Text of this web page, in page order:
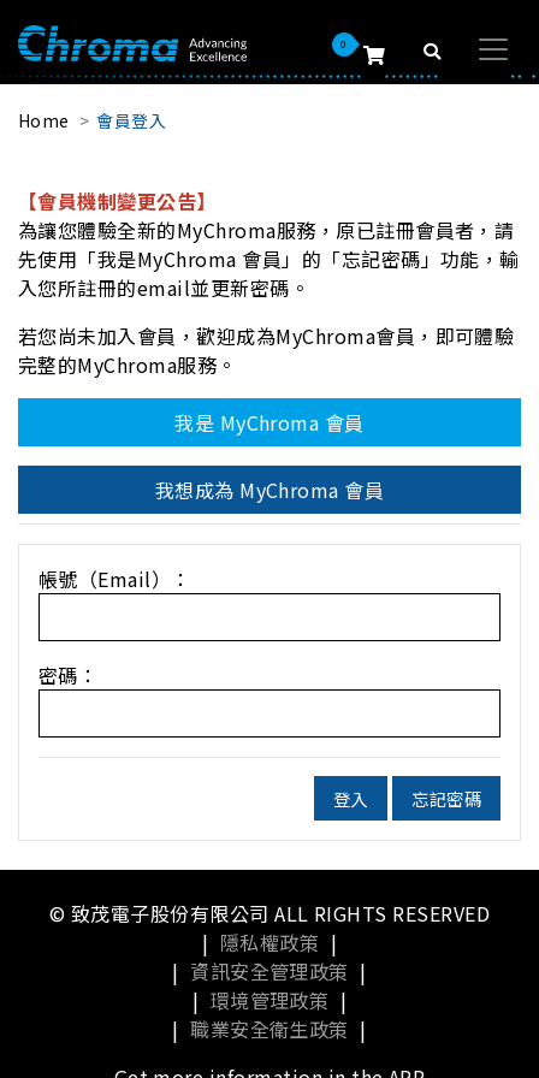
0
Home 會員登入
【會員機制變更公告】
為讓您體驗全新的MyChroma服務，原已註冊會員者，請
先使用「我是MyChroma 會員」的「忘記密碼」功能，輸
入您所註冊的email並更新密碼。
若您尚未加入會員，歡迎成為MyChroma會員，即可體驗
完整的MyChroma服務。
我是 MyChroma 會員
我想成為 MyChroma 會員
帳號（Email）：
密碼：
登入 忘記密碼
© 致茂電子股份有限公司 ALL RIGHTS RESERVED
| 隱私權政策 |
| 資訊安全管理政策 |
| 環境管理政策 |
| 職業安全衛生政策 |